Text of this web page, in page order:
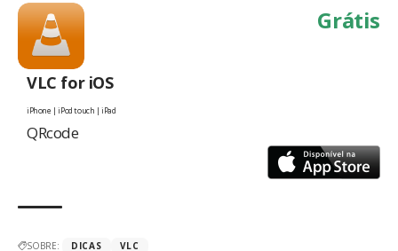
VLC for iOS
iPhone | iPod touch | iPad
QRcode
Grátis
SOBRE: DICAS VLC